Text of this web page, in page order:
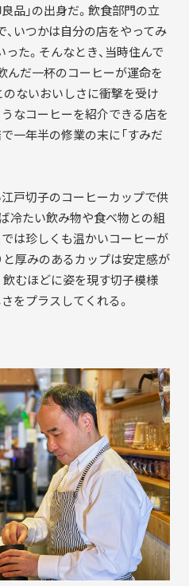
品」の出身だ。飲食部門の立
いつかは自分の店をやってみ
た。そんなとき、当時住んで
んだ一杯のコーヒーが運命を
ないおいしさに衝撃を受け
なコーヒーを紹介できる店を
一年半の修業の末に「すみだ
戸切子のコーヒーカップで供
冷たい飲み物や食べ物との組
は珍しくも温かいコーヒーが
厚みのあるカップは安定感が
むほどに姿を現す切子模様
をプラスしてくれる。